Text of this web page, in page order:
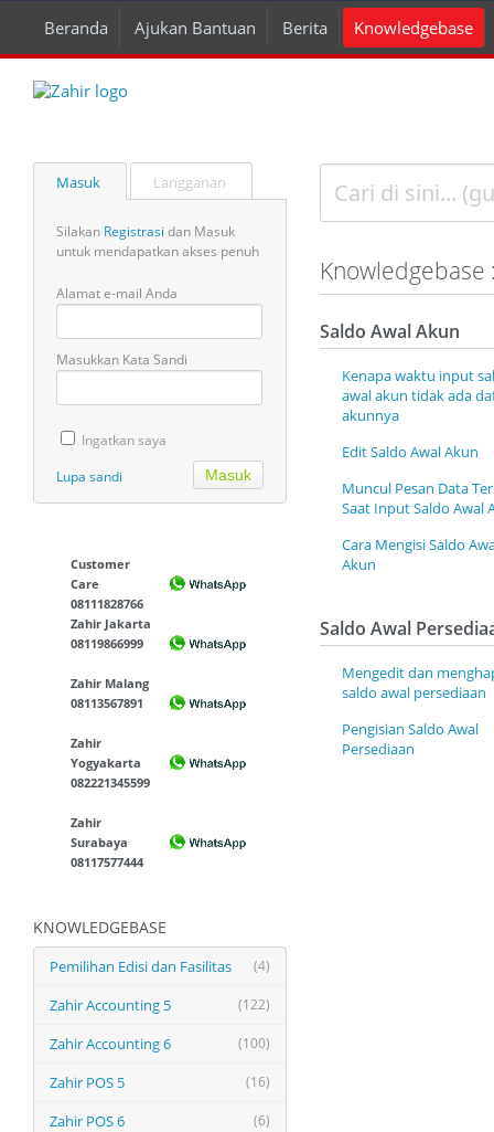
Beranda Ajukan Bantuan Berita Knowledgebase
Masuk Langganan
Silakan Registrasi dan Masuk
untuk mendapatkan akses penuh
Alamat e-mail Anda
Masukkan Kata Sandi
Ingatkan saya
Lupa sandi
Customer
Care
08111828766
Zahir Jakarta
08119866999
Zahir Malang
08113567891
Zahir
Yogyakarta
082221345599
Zahir
Surabaya
08117577444
KNOWLEDGEBASE
(4)
Pemilihan Edisi dan Fasilitas
(122)
Zahir Accounting 5
(100)
Zahir Accounting 6
(16)
Zahir POS 5
(6)
Zahir POS 6
Saldo Awal Akun
Kenapa waktu input
awal akun tidak ada
akunnya
Edit Saldo Awal Akun
Muncul Pesan Data
Saat Input Saldo Awal
Cara Mengisi Saldo
Akun
Saldo Awal
Mengedit dan
saldo awal persediaan
Pengisian Saldo Awal
Persediaan